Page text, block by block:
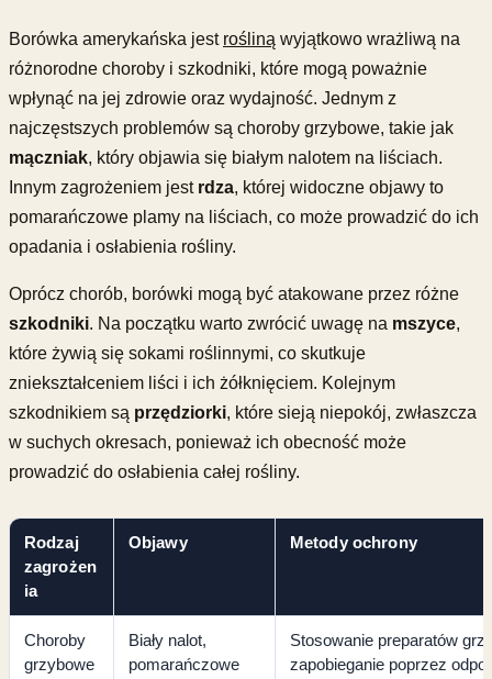
Borówka amerykańska jest rośliną wyjątkowo wrażliwą na
różnorodne choroby i szkodniki, które mogą poważnie
wpłynąć na jej zdrowie oraz wydajność. Jednym z
najczęstszych problemów są choroby grzybowe, takie jak
mączniak, który objawia się białym nalotem na liściach.
Innym zagrożeniem jest rdza, której widoczne objawy to
pomarańczowe plamy na liściach, co może prowadzić do ich
opadania i osłabienia rośliny.
Oprócz chorób, borówki mogą być atakowane przez różne
szkodniki. Na początku warto zwrócić uwagę na mszyce,
które żywią się sokami roślinnymi, co skutkuje
zniekształceniem liści i ich żółknięciem. Kolejnym
szkodnikiem są przędziorki, które sieją niepokój, zwłaszcza
w suchych okresach, ponieważ ich obecność może
prowadzić do osłabienia całej rośliny.
Rodzaj
zagrożen
ia
Objawy Metody ochrony
Choroby
grzybowe
Biały nalot,
pomarańczowe
Stosowanie preparatów
zapobieganie poprzez